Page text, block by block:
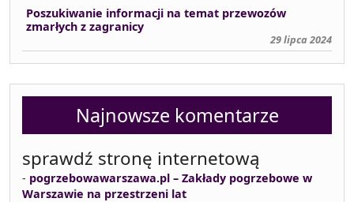
Poszukiwanie informacji na temat przewozów
zmarłych z zagranicy
29 lipca 2024
Najnowsze komentarze
sprawdź stronę internetową
- pogrzebowawarszawa.pl – Zakłady pogrzebowe w
Warszawie na przestrzeni lat